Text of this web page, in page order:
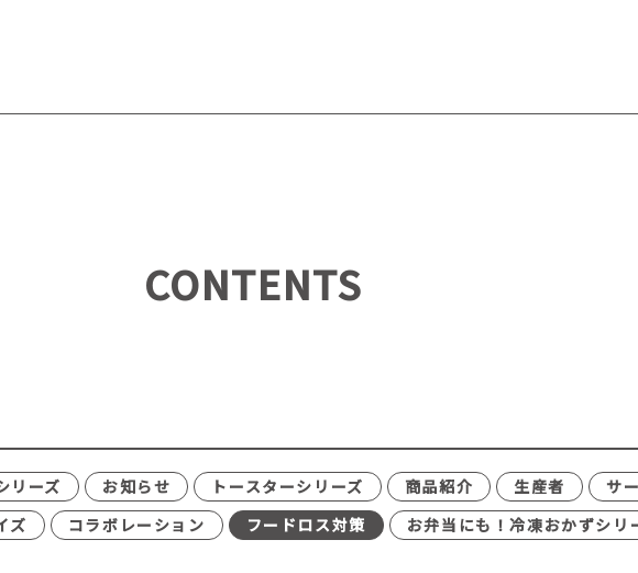
CONTENTS
リーズ お知らせ トースターシリーズ 商品紹介 生産者
サ
ズ コラボレーション フードロス対策 お弁当にも！冷凍おかずシリ